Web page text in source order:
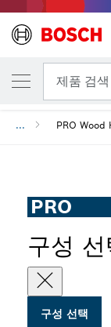
제품 검색
... PRO Wood
PRO
구성 선
구성 선택
선택한 변형
PRO Wood